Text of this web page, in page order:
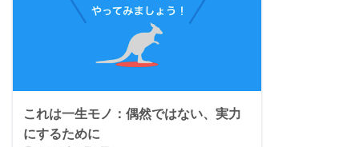
これは一生モノ：偶然ではない、実力
にするために